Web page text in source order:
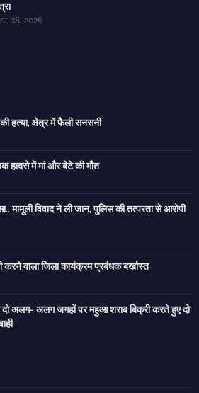
08, 2026
हत्या, क्षेत्र में फैली सनसनी
हादसे में मां और बेटे की मौत
मामूली विवाद ने ली जान, पुलिस की तत्परता से आरोपी
करने वाला जिला कार्यक्रम प्रबंधक बर्खास्त
दो अलग- अलग जगहों पर महुआ शराब बिक्री करते हुए दो